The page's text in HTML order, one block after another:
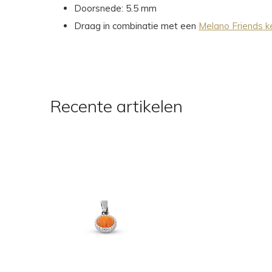
Doorsnede: 5.5 mm
Draag in combinatie met een Melano Friends
Recente artikelen